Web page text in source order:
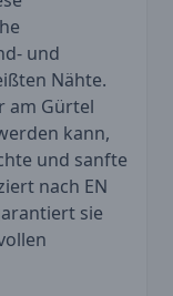
und
Nähte.
am Gürtel
kann,
und sanfte
nach EN
sie